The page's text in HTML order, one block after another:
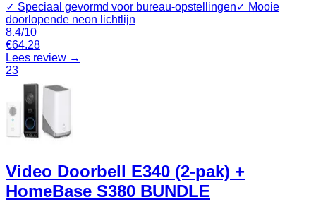
✓ Speciaal gevormd voor bureau-opstellingen✓ Mooie
doorlopende neon lichtlijn
8.4/10
€64.28
Lees review →
23
Video Doorbell E340 (2-pak) +
HomeBase S380 BUNDLE